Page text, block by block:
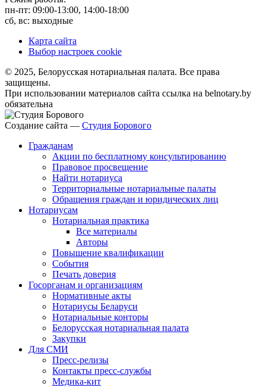
пн-пт: 09:00-13:00, 14:00-18:00
сб, вс: выходные
Карта сайта
Выбор настроек cookie
© 2025, Белорусская нотариальная палата. Все права
защищены.
При использовании материалов сайта ссылка на belnotary.by
обязательна
Создание сайта — Студия Борового
Гражданам
Акции по бесплатному консультированию
Правовое просвещение
Найти нотариуса
Территориальные нотариальные палаты
Обращения граждан и юридических лиц
Нотариусам
Нотариальная практика
Все материалы
Авторы
Повышение квалификации
События
Печать доверия
Госорганам и организациям
Нормативные акты
Нотариусы Беларуси
Нотариальные конторы
Белорусская нотариальная палата
Закупки
Для СМИ
Пресс-релизы
Контакты пресс-службы
Медика-кит